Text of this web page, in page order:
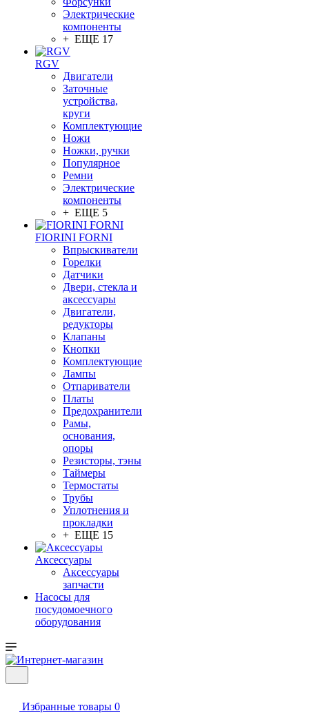
Электрические
компоненты
+ ЕЩЕ 17
RGV
Двигатели
Заточные
устройства,
круги
Комплектующие
Ножи
Ножки, ручки
Популярное
Ремни
Электрические
компоненты
+ ЕЩЕ 5
FIORINI FORNI
Впрыскиватели
Горелки
Датчики
Двери, стекла и
аксессуары
Двигатели,
редукторы
Клапаны
Кнопки
Комплектующие
Лампы
Отпариватели
Платы
Предохранители
Рамы,
основания,
опоры
Резисторы, тэны
Таймеры
Термостаты
Трубы
Уплотнения и
прокладки
+ ЕЩЕ 15
Аксессуары
Аксессуары
запчасти
Насосы для
посудомоечного
оборудования
Избранные товары 0